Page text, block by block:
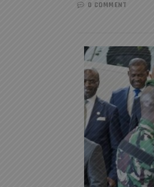
0 COMMENT